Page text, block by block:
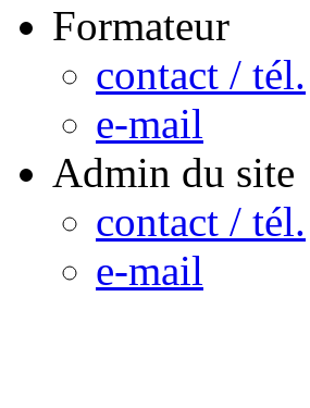
Formateur
contact / tél.
e-mail
Admin du site
contact / tél.
e-mail